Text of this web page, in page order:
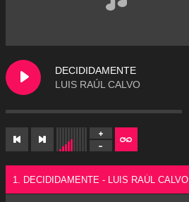
DECIDIDAMENTE
LUIS RAÚL CALVO
1. DECIDIDAMENTE - LUIS RAÚL CALVO